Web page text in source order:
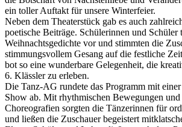
ein toller Auftakt für unsere Winterfeier.
Neben dem Theaterstück gab es auch
poetische Beiträge. Schülerinnen und Schüler
Weihnachtsgedichte vor und stimmten die
stimmungsvollem Gesang auf die festliche
bot so eine wunderbare Gelegenheit, die
6. Klässler zu erleben.
Die Tanz-AG rundete das Programm mit einer
Show ab. Mit rhythmischen Bewegungen und
Choreografien sorgten die Tänzerinnen für
und ließen die Zuschauer begeistert